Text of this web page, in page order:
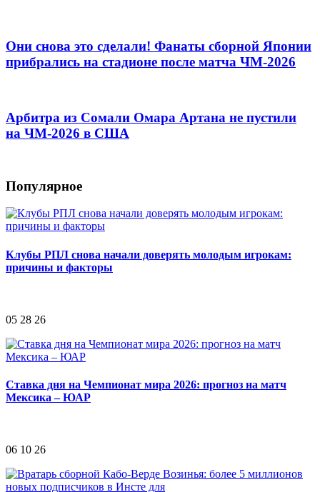
Они снова это сделали! Фанаты сборной Японии
прибрались на стадионе после матча ЧМ-2026
Арбитра из Сомали Омара Артана не пустили
на ЧМ-2026 в США
Популярное
Клубы РПЛ снова начали доверять молодым игрокам:
причины и факторы
05 28 26
Ставка дня на Чемпионат мира 2026: прогноз на матч
Мексика – ЮАР
06 10 26